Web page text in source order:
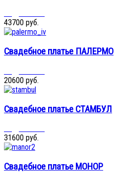
43700 руб.
Свадебное платье ПАЛЕРМО
20600 руб.
Свадебное платье СТАМБУЛ
31600 руб.
Свадебное платье МОНОР